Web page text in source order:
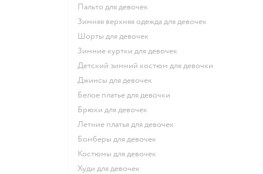
Пальто для девочек
Зимняя верхняя одежда для девочек
Шорты для девочек
Зимние куртки для девочек
Детский зимний костюм для девочки
Джинсы для девочек
Белое платье для девочки
Брюки для девочек
Летние платья для девочек
Бомберы для девочек
Костюмы для девочек
Худи для девочек